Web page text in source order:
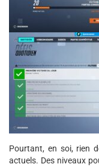
Pourtant, en soi, rien
actuels. Des niveaux